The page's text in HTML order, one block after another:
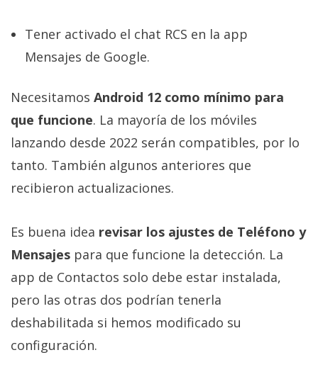
Tener activado el chat RCS en la app
Mensajes de Google.
Necesitamos Android 12 como mínimo para
que funcione. La mayoría de los móviles
lanzando desde 2022 serán compatibles, por lo
tanto. También algunos anteriores que
recibieron actualizaciones.
Es buena idea revisar los ajustes de Teléfono y
Mensajes para que funcione la detección. La
app de Contactos solo debe estar instalada,
pero las otras dos podrían tenerla
deshabilitada si hemos modificado su
configuración.